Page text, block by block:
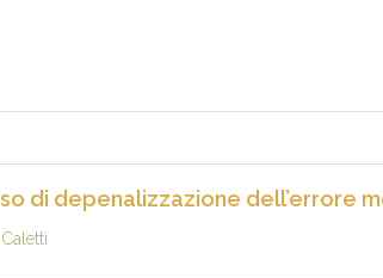
di depenalizzazione dell’errore